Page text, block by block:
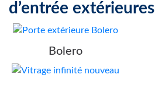
d’entrée extérieures
Bolero